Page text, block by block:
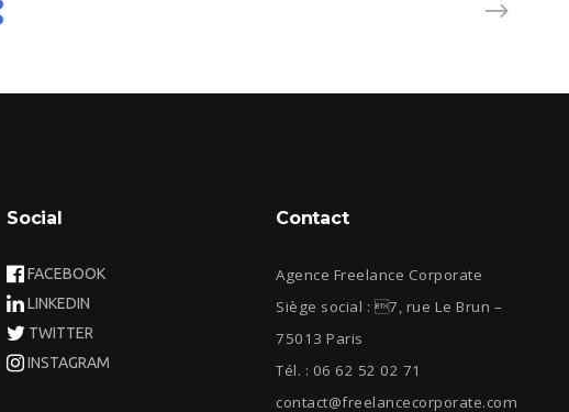
Social
FACEBOOK
LINKEDIN
TWITTER
INSTAGRAM
Contact
Agence Freelance Corporate
Siège social : 7, rue Le Brun –
75013 Paris
Tél. : 06 62 52 02 71
contact@freelancecorporate.com